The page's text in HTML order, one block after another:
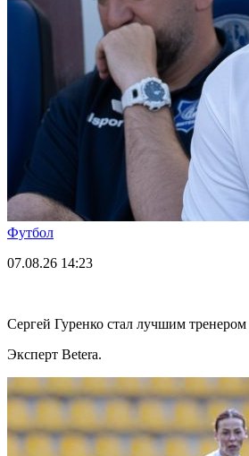
Футбол
07.08.26 14:23
Сергей Гуренко стал лучшим
Эксперт Betera.